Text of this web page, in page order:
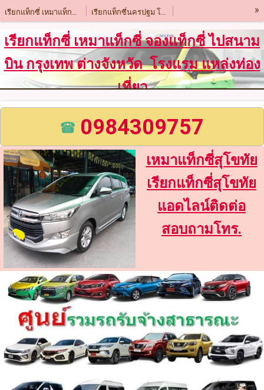
เรียกแท็กซี่ เหมาแท็กซี่ โทร.0984309757 เรียกแท็กซี่นครปฐม โทร.0984309757
เหมาแท็กซี่สุพรรณบุรี โทร.0984309757
เรียกแท็กซี่สมุทรสาคร โทร.0984309757 เรียกแท็กซี่อยุธยา โทร.0984309757
เรียกแท็กซี่พิจิตร โทร.0984309757 เรียกแท็กซี่ลพบุรี โทร.0984309757
เรียกแท็กซี่พิษณุโลก โทร.0984309757
เรียกแท็กซี่ราชบุรี โทร.0984309757 เรียกแท็กซี่กาญจนบุรี โทร.0984309757
เรียกแท็กซี่กำแพงแสน โทร.0984309757
เรียกแท็กซี่นครนายก โทร.0984309757 เรียกแท็กซี่สระแก้ว โทร.0984309757
เรียกแท็กซี่สิงห์บุรี โทร.0984309757
เรียกแท็กซี่เชียงใหม่ โทร.0984309757
เรียกแท็กซี่ฉะเชิงเทรา โทร.0984309757
เรียกแท็กซี่สระบุรี โทร.0984309757 เรียกแท็กซี่เพชรบุรี โทร.0984309757
»
เรียกแท็กซี่ เหมาแท็กซี่ จองแท็กซี่ ไปสนาม
บิน กรุงเทพ ต่างจังหวัด โรงแรม แหล่งท่อง
เที่ยว
0984309757
เหมาแท็กซี่สุโขทัย
เรียกแท็กซี่สุโขทัย
แอดไลน์ติดต่อ
สอบถามโทร.